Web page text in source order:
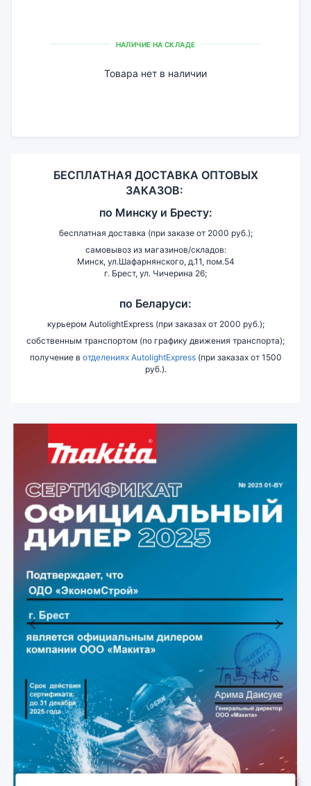
НАЛИЧИЕ НА СКЛАДЕ
Товара нет в наличии
БЕСПЛАТНАЯ ДОСТАВКА ОПТОВЫХ
ЗАКАЗОВ:
по Минску и Бресту:
бесплатная доставка (при заказе от 2000 руб.);
самовывоз из магазинов/складов:
Минск, ул.Шафарнянского, д.11, пом.54
г. Брест, ул. Чичерина 26;
по Беларуси:
курьером AutolightExpress (при заказах от 2000 руб.);
собственным транспортом (по графику движения транспорта);
получение в отделениях AutolightExpress(при заказах от 1500
руб.).
Previous Next